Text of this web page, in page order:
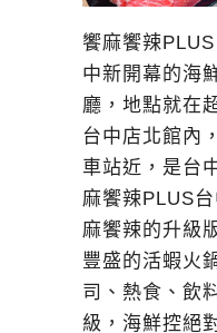
饗麻饗辣
中新開幕的海
廳，地點就在
台中店北館內
車站近，是台
麻饗辣PLUS
麻饗辣的升級
豐盛的活蝦火
司、熱食、飲
級，海鮮控絕